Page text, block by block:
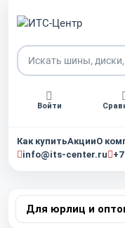
Войти
Как купитьАкцииО
info@its-center.ru
Для юрлиц и